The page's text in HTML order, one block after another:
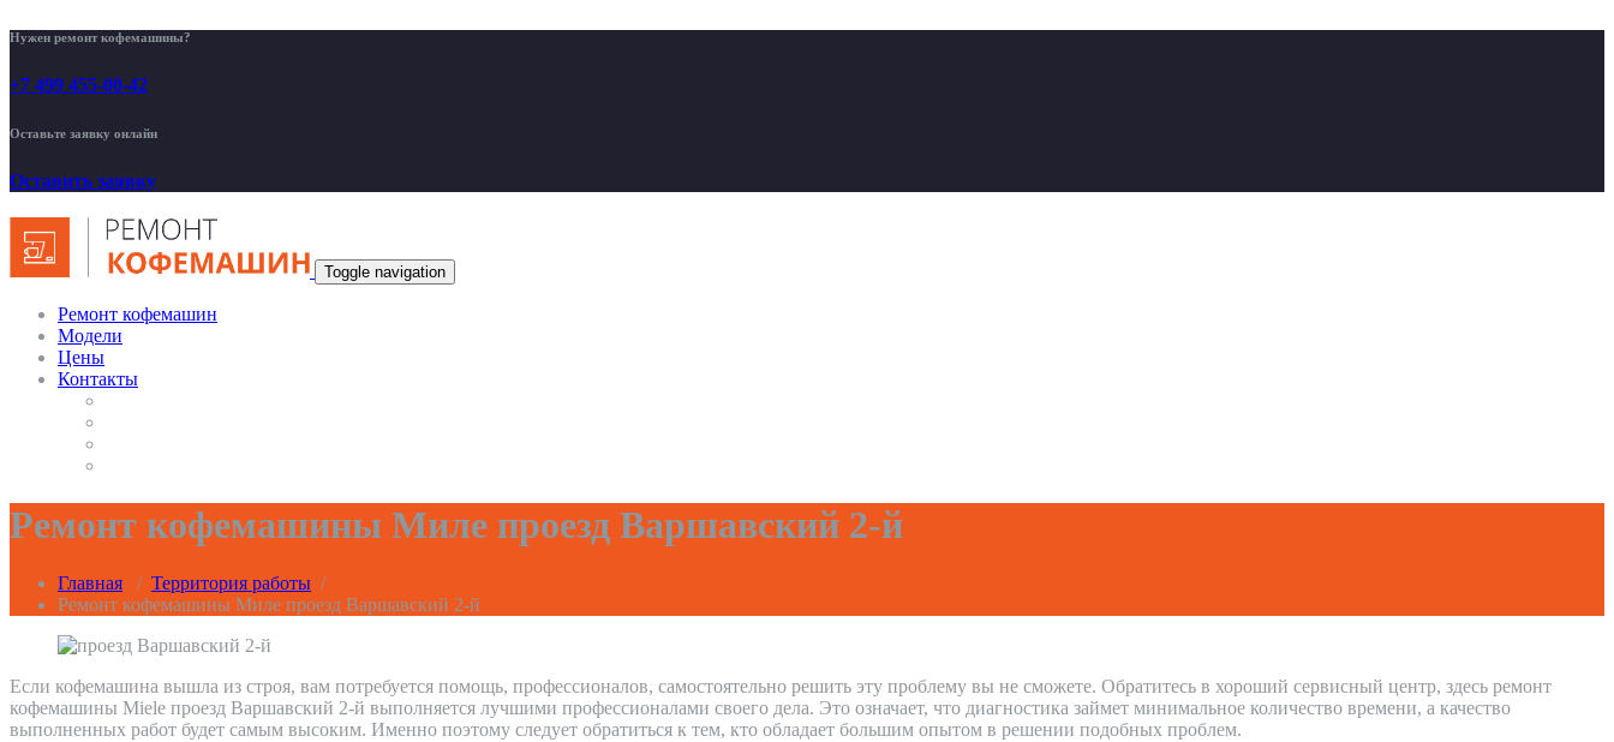
Нужен ремонт кофемашины?
+7 499 455-00-42
Оставьте заявку онлайн
Оставить заявку
Toggle navigation
Ремонт кофемашин
Модели
Цены
Контакты
Ремонт кофемашины Миле проезд Варшавский 2-й
Главная / Территория работы /
Ремонт кофемашины Миле проезд Варшавский 2-й
Если кофемашина вышла из строя, вам потребуется помощь, профессионалов, самостоятельно решить эту проблему вы не сможете. Обратитесь в хороший сервисный центр, здесь ремонт
кофемашины Miele проезд Варшавский 2-й выполняется лучшими профессионалами своего дела. Это означает, что диагностика займет минимальное количество времени, а качество
выполненных работ будет самым высоким. Именно поэтому следует обратиться к тем, кто обладает большим опытом в решении подобных проблем.